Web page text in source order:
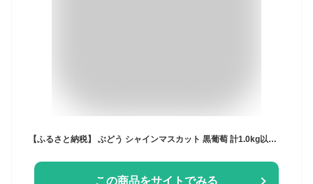
【ふるさと納税】 ぶどう シャインマスカット 黒葡萄 計1.0kg以上 2房入り 果物 マスカット 巨峰 ピオーネ 甲斐の黒まる ブラックビート 食べ比べ セット フルーツ 2025年発送 期間限定 数量限定 8月 9月 10月 発送 新鮮 くだもの ブドウ 山梨 甲州市 （IS） 【B-474】
この商品をサイトでみる